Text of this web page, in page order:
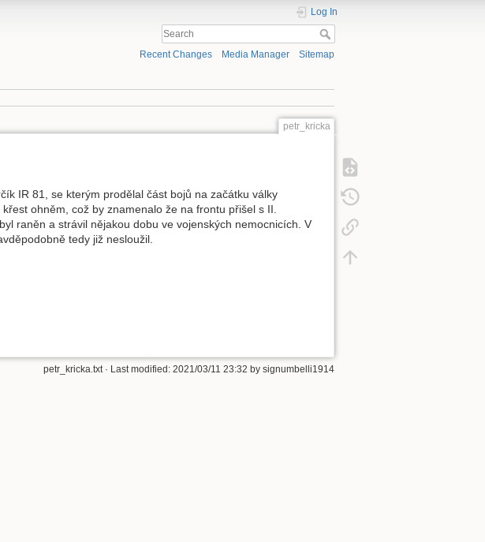
Log In
Recent Changes Media Manager Sitemap
petr_kricka
IR 81, se kterým prodělal část bojů na začátku války
ohněm, což by znamenalo že na frontu přišel s II.
raněn a strávil nějakou dobu ve vojenských nemocnicích. V
tedy již nesloužil.
petr_kricka.txt · Last modified: 2021/03/11 23:32 by signumbelli1914